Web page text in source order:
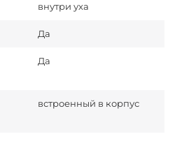
внутри уха
Да
Да
встроенный в корпус